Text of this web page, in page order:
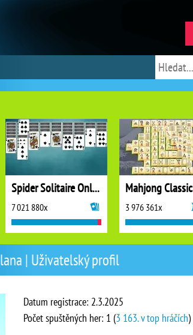
lana | Uživatelský profil
Datum registrace: 2.3.2025
Počet spuštěných her: 1 (3 163. v top hráčích)
Spider Solitaire Online
7 021 880x
Mahjong Classic
3 976 361x